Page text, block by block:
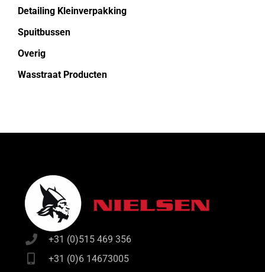
Detailing Kleinverpakking
Spuitbussen
Overig
Wasstraat Producten
+31 (0)515 469 356
+31 (0)6 14673005